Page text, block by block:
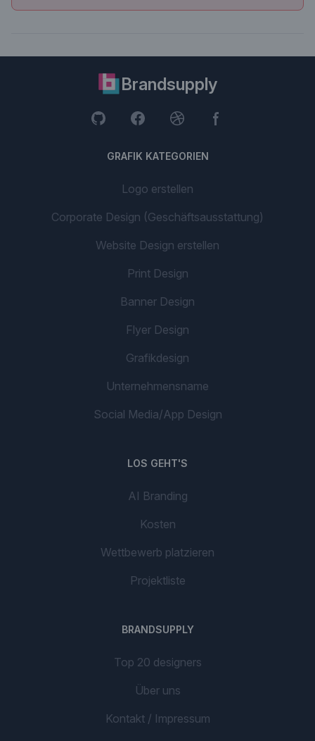
Brandsupply
GRAFIK KATEGORIEN
Logo erstellen
Corporate Design (Geschäftsausstattung)
Website Design erstellen
Print Design
Banner Design
Flyer Design
Grafikdesign
Unternehmensname
Social Media/App Design
LOS GEHT'S
AI Branding
Kosten
Wettbewerb platzieren
Projektliste
BRANDSUPPLY
Top 20 designers
Über uns
Kontakt / Impressum